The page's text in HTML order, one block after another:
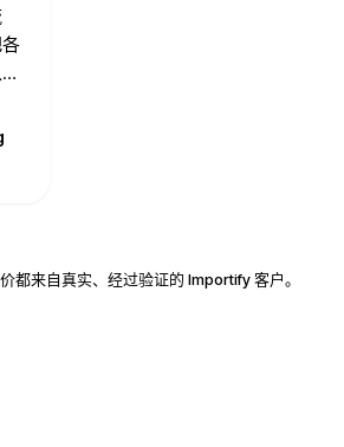
都来自真实、经过验证的 Importify 客户。